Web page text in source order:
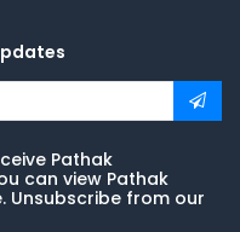
Pathak
can view Pathak
Unsubscribe from our